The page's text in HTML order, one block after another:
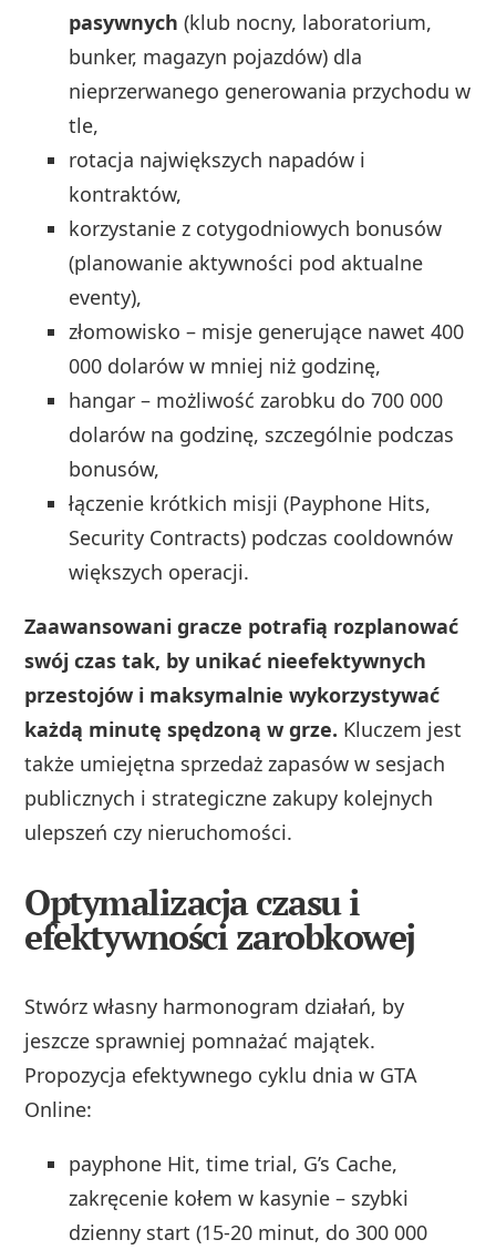
pasywnych (klub nocny, laboratorium,
bunker, magazyn pojazdów) dla
nieprzerwanego generowania przychodu w
tle,
rotacja największych napadów i
kontraktów,
korzystanie z cotygodniowych bonusów
(planowanie aktywności pod aktualne
eventy),
złomowisko – misje generujące nawet 400
000 dolarów w mniej niż godzinę,
hangar – możliwość zarobku do 700 000
dolarów na godzinę, szczególnie podczas
bonusów,
łączenie krótkich misji (Payphone Hits,
Security Contracts) podczas cooldownów
większych operacji.
Zaawansowani gracze potrafią rozplanować
swój czas tak, by unikać nieefektywnych
przestojów i maksymalnie wykorzystywać
każdą minutę spędzoną w grze. Kluczem jest
także umiejętna sprzedaż zapasów w sesjach
publicznych i strategiczne zakupy kolejnych
ulepszeń czy nieruchomości.
Optymalizacja czasu i
efektywności zarobkowej
Stwórz własny harmonogram działań, by
jeszcze sprawniej pomnażać majątek.
Propozycja efektywnego cyklu dnia w GTA
Online:
payphone Hit, time trial, G’s Cache,
zakręcenie kołem w kasynie – szybki
dzienny start (15-20 minut, do 300 000